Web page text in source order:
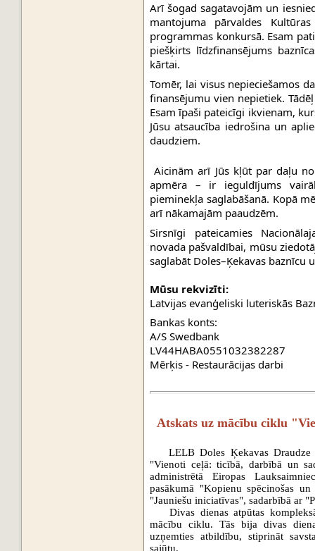
Arī šogad sagatavojām un
mantojuma pārvaldes
programmas konkursā. Esam
piešķirts līdzfinansējums
kārtai.
Tomēr, lai visus nepieciešamos
finansējumu vien nepietiek.
Esam īpaši pateicīgi ikvienam,
Jūsu atsaucība iedrošina un
daudziem.
Aicinām arī Jūs kļūt par daļu no šī darba. Katrs ziedojums – neatkarīgi no tā
apmēra – ir ieguldījums
pieminekļa saglabāšanā. Kopā
arī nākamajām paaudzēm.
Sirsnīgi pateicamies
novada pašvaldībai, mūsu
saglabāt Doles–Ķekavas
Mūsu rekvizīti:
Latvijas evanģeliski luteriskās
Bankas konts:
A/S Swedbank
LV44HABA0551032382287
Mērķis - Restaurācijas darbi
Atskats uz mācību ciklu
LELB Doles Ķekavas Draudze
"Vienoti ceļā: ticībā, darbībā un
administrētā Eiropas
pasākumā "Kopienu spēcinošas
"Jauniešu iniciatīvas", sadarbībā ar "
Divas dienas atpūtas
mācību ciklu. Tās bija divas
uzņemties atbildību, stiprināt
sajūtu.